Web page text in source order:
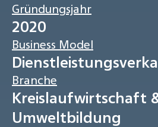
Gründungsjahr
2020
Business Model
Branche
Kreislaufwirtschaft
Umweltbildung